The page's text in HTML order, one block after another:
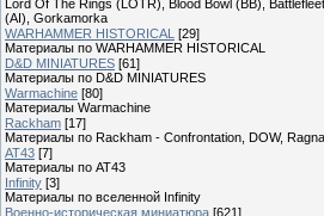
Lord Of The Rings (LOTR), Blood Bowl (BB),
(AI), Gorkamorka
WARHAMMER HISTORICAL [29]
Материалы по WARHAMMER HISTORICAL
D&D MINIATURES [61]
Материалы по D&D MINIATURES
Warmachine [80]
Материалы Warmachine
Rackham [17]
Материалы по Rackham - Confrontation, DOW,
AT43 [7]
Материалы по AT43
Infinity [3]
Материалы по вселенной Infinity
Военно-историческая миниатюра [621]